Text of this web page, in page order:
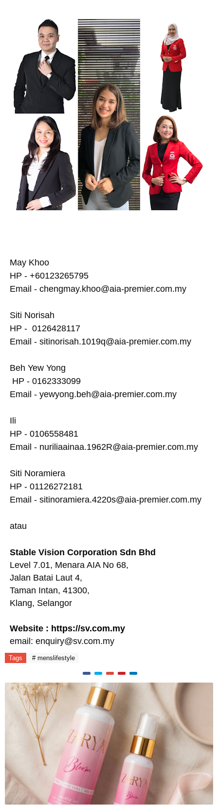
May Khoo
HP - +60123265795
Email - chengmay.khoo@aia-premier.com.my
Siti Norisah
HP - 0126428117
Email - sitinorisah.1019q@aia-premier.com.my
Beh Yew Yong
HP - 0162333099
Email - yewyong.beh@aia-premier.com.my
Ili
HP - 0106558481
Email - nuriliaainaa.1962R@aia-premier.com.my
Siti Noramiera
HP - 01126272181
Email - sitinoramiera.4220s@aia-premier.com.my
atau
Stable Vision Corporation Sdn Bhd
Level 7.01, Menara AIA No 68,
Jalan Batai Laut 4,
Taman Intan, 41300,
Klang, Selangor
Website : https://sv.com.my
email: enquiry@sv.com.my
Tags # menslifestyle